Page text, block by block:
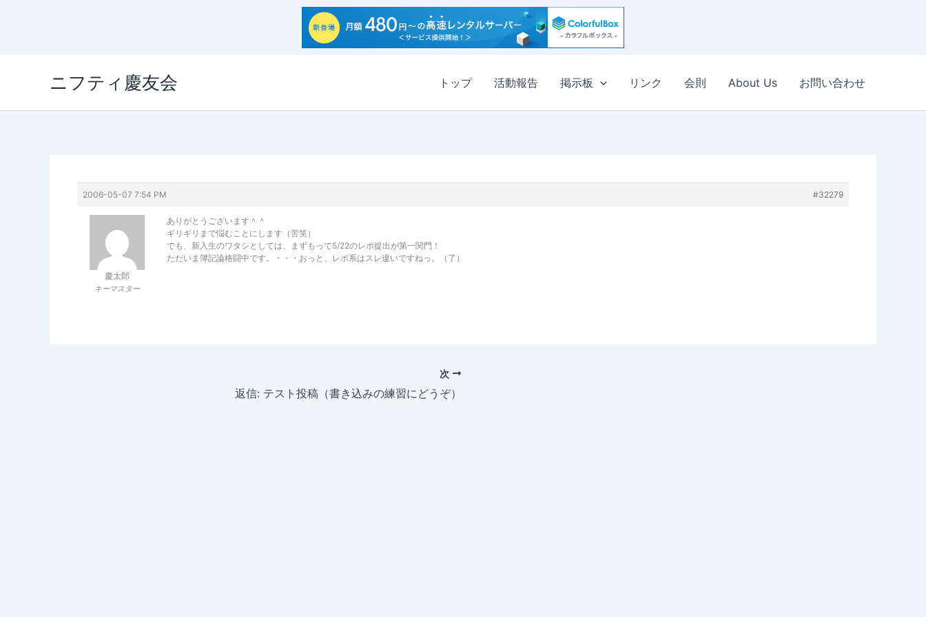
ニフティ慶友会 トップ 活動報告 掲示板 リンク 会則 About Us お問い合わせ
2006-05-07 7:54 PM #32279
慶太郎
キーマスター
ありがとうございます＾＾
ギリギリまで悩むことにします（苦笑）
でも、新入生のワタシとしては、まずもって5/22のレポ提出が第一関門！
ただいま簿記論格闘中です。・・・おっと、レポ系はスレ違いですねっ。（了）
次
返信: テスト投稿（書き込みの練習にどうぞ）